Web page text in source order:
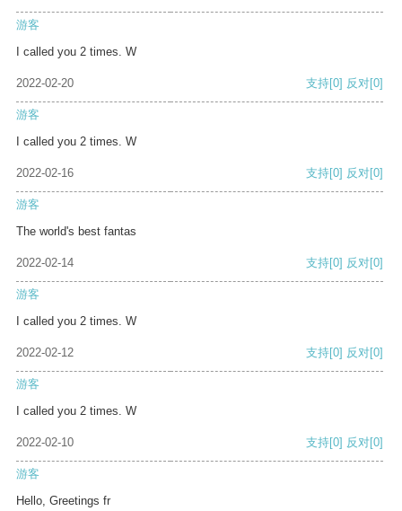
游客
I called you 2 times. W
2022-02-20 支持[0] 反对[0]
游客
I called you 2 times. W
2022-02-16 支持[0] 反对[0]
游客
The world's best fantas
2022-02-14 支持[0] 反对[0]
游客
I called you 2 times. W
2022-02-12 支持[0] 反对[0]
游客
I called you 2 times. W
2022-02-10 支持[0] 反对[0]
游客
Hello, Greetings fr